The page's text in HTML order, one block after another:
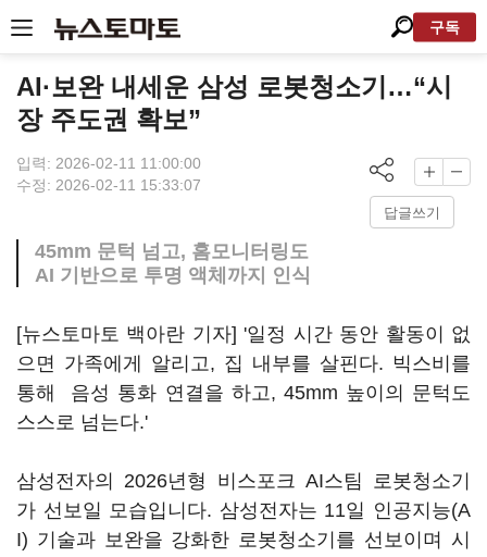
구독
AI·보완 내세운 삼성 로봇청소기…“시
장 주도권 확보”
입력: 2026-02-11 11:00:00
수정: 2026-02-11 15:33:07
답글쓰기
45mm 문턱 넘고, 홈모니터링도
AI 기반으로 투명 액체까지 인식
[뉴스토마토 백아란 기자] '일정 시간 동안 활동이 없
으면 가족에게 알리고, 집 내부를 살핀다. 빅스비를
통해 음성 통화 연결을 하고, 45mm 높이의 문턱도
스스로 넘는다.'
삼성전자의 2026년형 비스포크 AI스팀 로봇청소기
가 선보일 모습입니다. 삼성전자는 11일 인공지능(A
I) 기술과 보완을 강화한 로봇청소기를 선보이며 시